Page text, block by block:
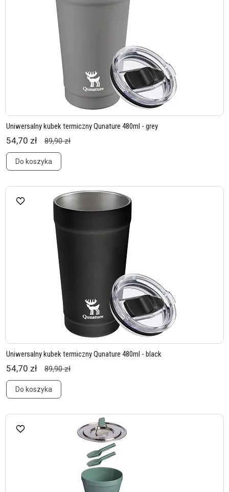
Uniwersalny kubek termiczny Qunature 480ml - grey
54,70 zł 89,90 zł
Do koszyka
Uniwersalny kubek termiczny Qunature 480ml - black
54,70 zł 89,90 zł
Do koszyka